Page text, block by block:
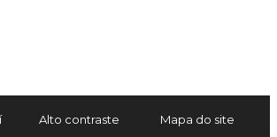
Alto contraste Mapa do site